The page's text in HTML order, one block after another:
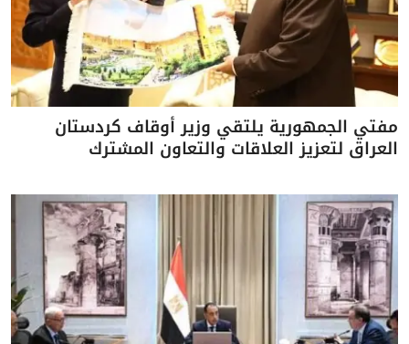
مفتي الجمهورية يلتقي وزير أوقاف كردستان
العراق لتعزيز العلاقات والتعاون المشترك